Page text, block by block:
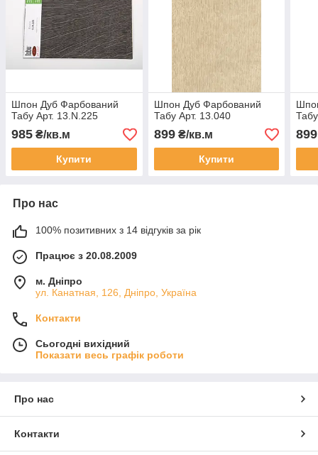
Шпон Дуб Фарбований
Табу Арт. 13.N.225
985 ₴/кв.м
Купити
Шпон Дуб Фарбований
Табу Арт. 13.040
899₴/кв.м
Купити
899
Про нас
100% позитивних з 14 відгуків за рік
Працює з 20.08.2009
м. Дніпро
ул. Канатная, 126, Дніпро, Україна
Контакти
Сьогодні вихідний
Показати весь графік роботи
Про нас
Контакти